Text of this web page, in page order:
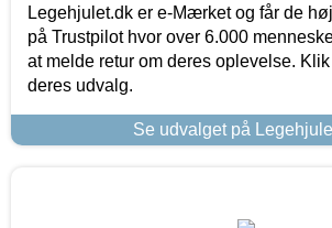
Legehjulet.dk er e-Mærket og får de
på Trustpilot hvor over 6.000
at melde retur om deres oplevelse.
deres udvalg.
Se udvalget på